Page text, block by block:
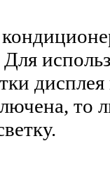
Для
то